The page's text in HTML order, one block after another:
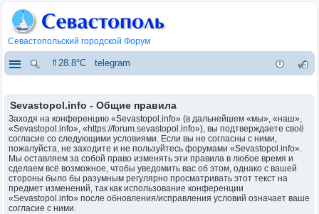
Севастопольский городской Форум
⇑28.8°C telegram
Sevastopol.info - Общие правила
Заходя на конференцию «Sevastopol.info» (в дальнейшем «мы», «наш»,
«Sevastopol.info», «https://forum.sevastopol.info»), вы подтверждаете своё
согласие со следующими условиями. Если вы не согласны с ними,
пожалуйста, не заходите и не пользуйтесь форумами «Sevastopol.info».
Мы оставляем за собой право изменять эти правила в любое время и
сделаем всё возможное, чтобы уведомить вас об этом, однако с вашей
стороны было бы разумным регулярно просматривать этот текст на
предмет изменений, так как использование конференции
«Sevastopol.info» после обновления/исправления условий означает ваше
согласие с ними.